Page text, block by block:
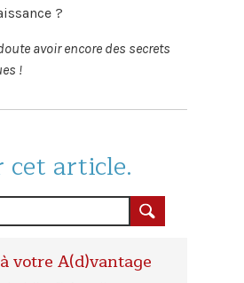
?
avoir encore des secrets
!
cet article.
votre A(d)vantage